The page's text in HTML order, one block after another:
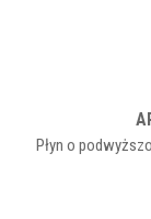
Płyn o